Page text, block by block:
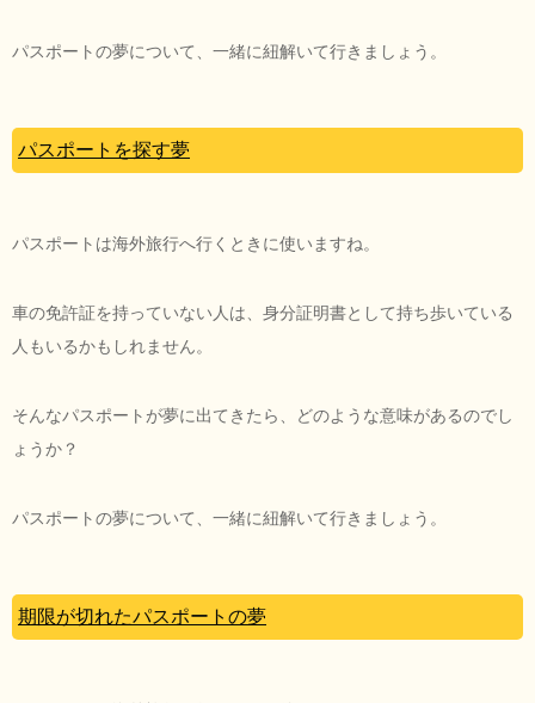
パスポートの夢について、一緒に紐解いて行きましょう。
パスポートを探す夢
パスポートは海外旅行へ行くときに使いますね。
車の免許証を持っていない人は、身分証明書として持ち歩いている
人もいるかもしれません。
そんなパスポートが夢に出てきたら、どのような意味があるのでし
ょうか？
パスポートの夢について、一緒に紐解いて行きましょう。
期限が切れたパスポートの夢